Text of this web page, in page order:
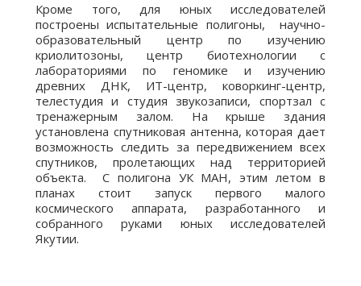
Кроме того, для юных исследователей
построены испытательные полигоны, научно-
образовательный центр по изучению
криолитозоны, центр биотехнологии с
лабораториями по геномике и изучению
древних ДНК, ИТ-центр, коворкинг-центр,
телестудия и студия звукозаписи, спортзал с
тренажерным залом. На крыше здания
установлена спутниковая антенна, которая дает
возможность следить за передвижением всех
спутников, пролетающих над территорией
объекта. С полигона УК МАН, этим летом в
планах стоит запуск первого малого
космического аппарата, разработанного и
собранного руками юных исследователей
Якутии.